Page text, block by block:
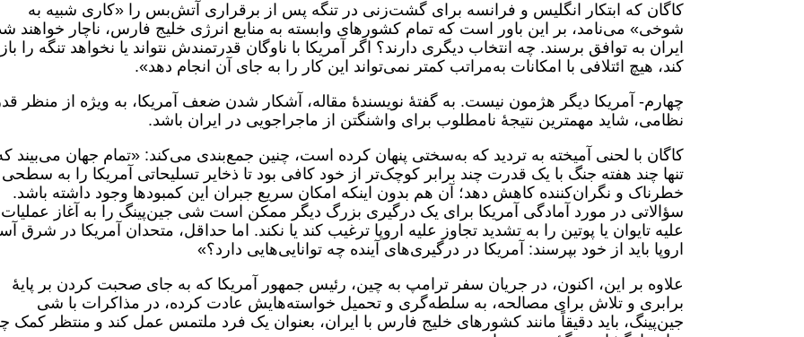
کاگان که ابتکار انگلیس و فرانسه برای گشت‌زنی در تنگه پس از برقراری آتش‌بس را «کاری شبیه به
شوخی» می‌نامد، بر این باور است که تمام کشورهای وابسته به منابع انرژی خلیج فارس، ناچار خواهند
ایران به توافق برسند. چه انتخاب دیگری دارند؟ اگر آمریکا با ناوگان قدرتمندش نتواند یا نخواهد تنگه را باز
کند، هیچ ائتلافی با امکانات به‌مراتب کمتر نمی‌تواند این کار را به جای آن انجام دهد».
چهارم- آمریکا دیگر هژمون نیست. به گفتۀ نویسندۀ مقاله، آشکار شدن ضعف آمریکا، به ویژه از منظر
نظامی، شاید مهمترین نتیجۀ نامطلوب برای واشنگتن از ماجراجویی در ایران باشد.
کاگان با لحنی آمیخته به تردید که به‌سختی پنهان کرده است، چنین جمع‌بندی می‌کند: «تمام جهان می‌بیند
تنها چند هفته جنگ با یک قدرت چند برابر کوچک‌تر از خود کافی بود تا ذخایر تسلیحاتی آمریکا را به سطحی
خطرناک و نگران‌کننده کاهش دهد؛ آن هم بدون اینکه امکان سریع جبران این کمبودها وجود داشته باشد.
سؤالاتی در مورد آمادگی آمریکا برای یک درگیری بزرگ دیگر ممکن است شی جین‌پینگ را به آغاز عملیات
علیه تایوان یا پوتین را به تشدید تجاوز علیه اروپا ترغیب کند یا نکند. اما حداقل، متحدان آمریکا در شرق
اروپا باید از خود بپرسند: آمریکا در درگیری‌های آینده چه توانایی‌هایی دارد؟»
علاوه بر این، اکنون، در جریان سفر ترامپ به چین، رئیس جمهور آمریکا که به جای صحبت کردن بر پایۀ
برابری و تلاش برای مصالحه، به سلطه‌گری و تحمیل خواسته‌هایش عادت کرده، در مذاکرات با شی
جین‌پینگ، باید دقیقاً مانند کشورهای خلیج فارس با ایران، بعنوان یک فرد ملتمس عمل کند و منتظر کمک